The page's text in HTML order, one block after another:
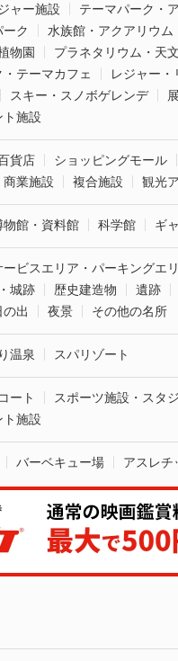
ャー施設
テーマパーク・
ク
水族館・アクアリウム
物園 プラネタリウム・天
テーマカフェ
レジャー・
スキー・スノボゲレンデ
ト施設
貨店 ショッピングモール
商業施設
複合施設 観光
物館・資料館 科学館 ギ
ービスエリア・パーキングエ
城跡 歴史建造物 遺跡
の出 夜景 その他の名所
温泉 スパリゾート
ート スポーツ施設・スタ
ト施設
バーベキュー場 アスレチ